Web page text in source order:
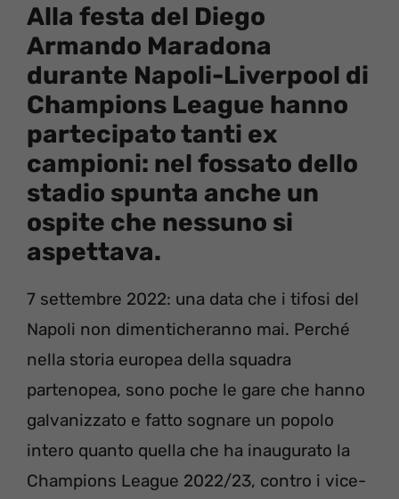
Alla festa del Diego
Armando Maradona
durante Napoli-Liverpool di
Champions League hanno
partecipato tanti ex
campioni: nel fossato dello
stadio spunta anche un
ospite che nessuno si
aspettava.
7 settembre 2022: una data che i tifosi del
Napoli non dimenticheranno mai. Perché
nella storia europea della squadra
partenopea, sono poche le gare che hanno
galvanizzato e fatto sognare un popolo
intero quanto quella che ha inaugurato la
Champions League 2022/23, contro i vice-